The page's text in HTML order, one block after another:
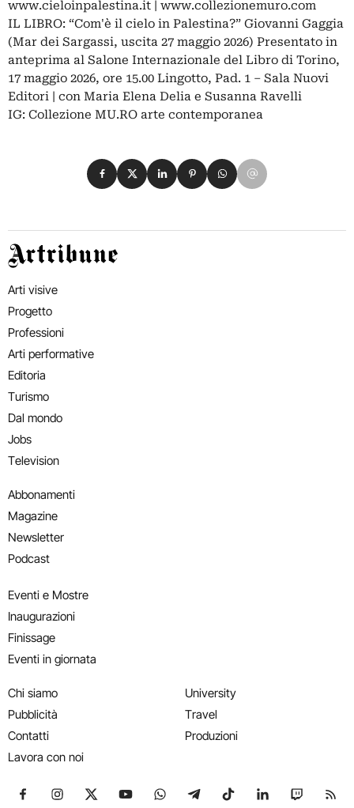
www.cieloinpalestina.it | www.collezionemuro.com
IL LIBRO: “Com'è il cielo in Palestina?” Giovanni Gaggia
(Mar dei Sargassi, uscita 27 maggio 2026) Presentato in
anteprima al Salone Internazionale del Libro di Torino,
17 maggio 2026, ore 15.00 Lingotto, Pad. 1 – Sala Nuovi
Editori | con Maria Elena Delia e Susanna Ravelli
IG: Collezione MU.RO arte contemporanea
Condividi su Facebook
Condividi su X
Condividi su LinkedIn
Condividi su Pinterest
Condividi su WhatsApp
Condividi su Email
Artribune
Arti visive
Progetto
Professioni
Arti performative
Editoria
Turismo
Dal mondo
Jobs
Television
Abbonamenti
Magazine
Newsletter
Podcast
Eventi e Mostre
Inaugurazioni
Finissage
Eventi in giornata
Chi siamo
Pubblicità
Contatti
Lavora con noi
University
Travel
Produzioni
Seguici su Facebook
Seguici su Instagram
Seguici su X
Seguici su YouTube
Seguici su WhatsApp
Seguici su Telegram
Seguici su TikTok
Seguici su
Seguici